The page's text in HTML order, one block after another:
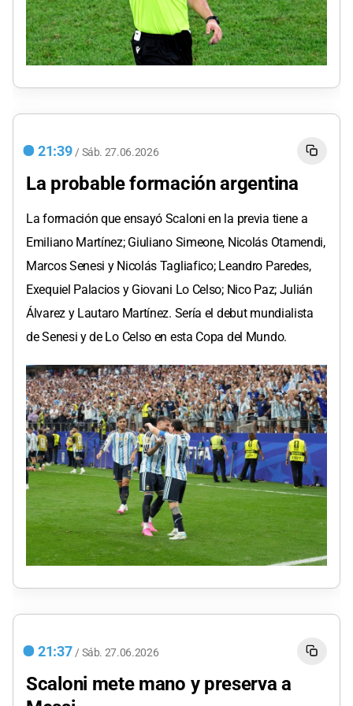
21:39 / Sáb. 27.06.2026
La probable formación argentina
La formación que ensayó Scaloni en la previa tiene a
Emiliano Martínez; Giuliano Simeone, Nicolás Otamendi,
Marcos Senesi y Nicolás Tagliafico; Leandro Paredes,
Exequiel Palacios y Giovani Lo Celso; Nico Paz; Julián
Álvarez y Lautaro Martínez. Sería el debut mundialista
de Senesi y de Lo Celso en esta Copa del Mundo.
21:37 / Sáb. 27.06.2026
Scaloni mete mano y preserva a